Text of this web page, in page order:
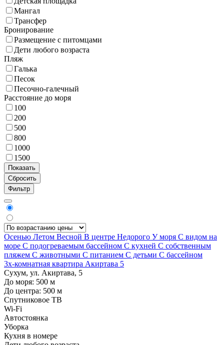
Мангал
Трансфер
Бронирование
Размещение с питомцами
Дети любого возраста
Пляж
Галька
Песок
Песочно-галечный
Расстояние до моря
100
200
500
800
1000
1500
Фильтр
Осенью Летом Весной В центре Недорого У моря С видом на
море С подогреваемым бассейном С кухней С собственным
пляжем С животными С питанием С детьми С бассейном
3х-комнатная квартира Акиртава 5
Сухум, ул. Акиртава, 5
До моря: 500 м
До центра: 500 м
Спутниковое ТВ
Wi-Fi
Автостоянка
Уборка
Кухня в номере